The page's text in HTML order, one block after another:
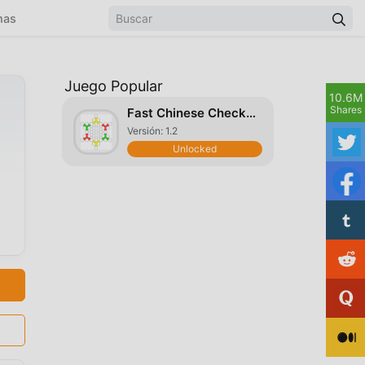
Juego Popular
Fast Chinese Checkers
Versión: 1.2
Unlocked
10.6M
Shares